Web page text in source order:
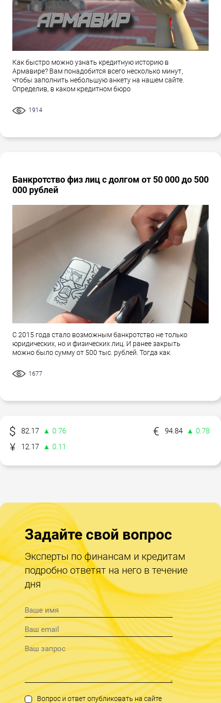
Как быстро можно узнать кредитную историю в
Армавире? Вам понадобится всего несколько минут,
чтобы заполнить небольшую анкету на нашем сайте.
Определив, в каком кредитном бюро
1914
Банкротство физ лиц с долгом от 50 000 до 500
000 рублей
С 2015 года стало возможным банкротство не только
юридических, но и физических лиц. И ранее закрыть
можно было сумму от 500 тыс. рублей. Тогда как
1677
82.17 ▲ 0.76 94.84
▲ 0.78
12.17
▲ 0.11
Задайте свой вопрос
Эксперты по финансам и кредитам
подробно ответят на него в течение
дня
Вопрос и ответ опубликовать на сайте